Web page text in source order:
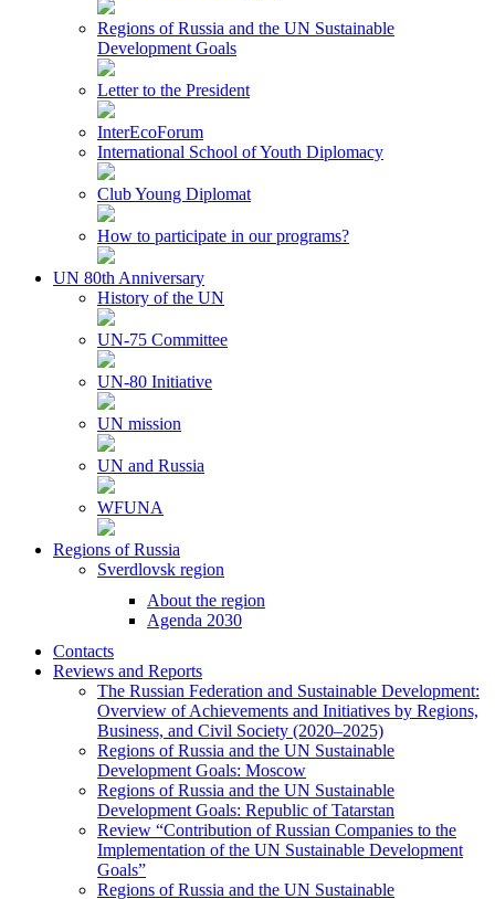
Regions of Russia and the UN Sustainable
Development Goals
Letter to the President
InterEcoForum
International School of Youth Diplomacy
Club Young Diplomat
How to participate in our programs?
UN 80th Anniversary
History of the UN
UN-75 Committee
UN-80 Initiative
UN mission
UN and Russia
WFUNA
Regions of Russia
Sverdlovsk region
About the region
Agenda 2030
Contacts
Reviews and Reports
The Russian Federation and Sustainable Development:
Overview of Achievements and Initiatives by Regions,
Business, and Civil Society (2020–2025)
Regions of Russia and the UN Sustainable
Development Goals: Moscow
Regions of Russia and the UN Sustainable
Development Goals: Republic of Tatarstan
Review “Contribution of Russian Companies to the
Implementation of the UN Sustainable Development
Goals”
Regions of Russia and the UN Sustainable